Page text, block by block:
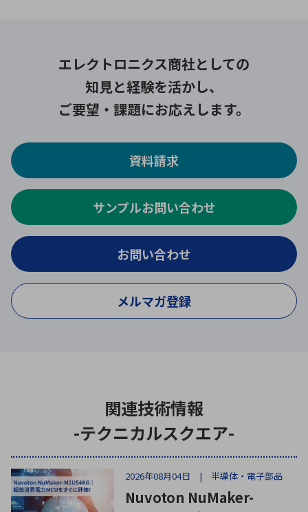
エレクトロニクス商社としての
知見と経験を活かし、
ご要望・課題にお応えします。
資料請求
サンプルお問い合わせ
お問い合わせ
メルマガ登録
関連技術情報
-テクニカルスクエア-
2026年08月04日 | 半導体・電子部品
Nuvoton NuMaker-